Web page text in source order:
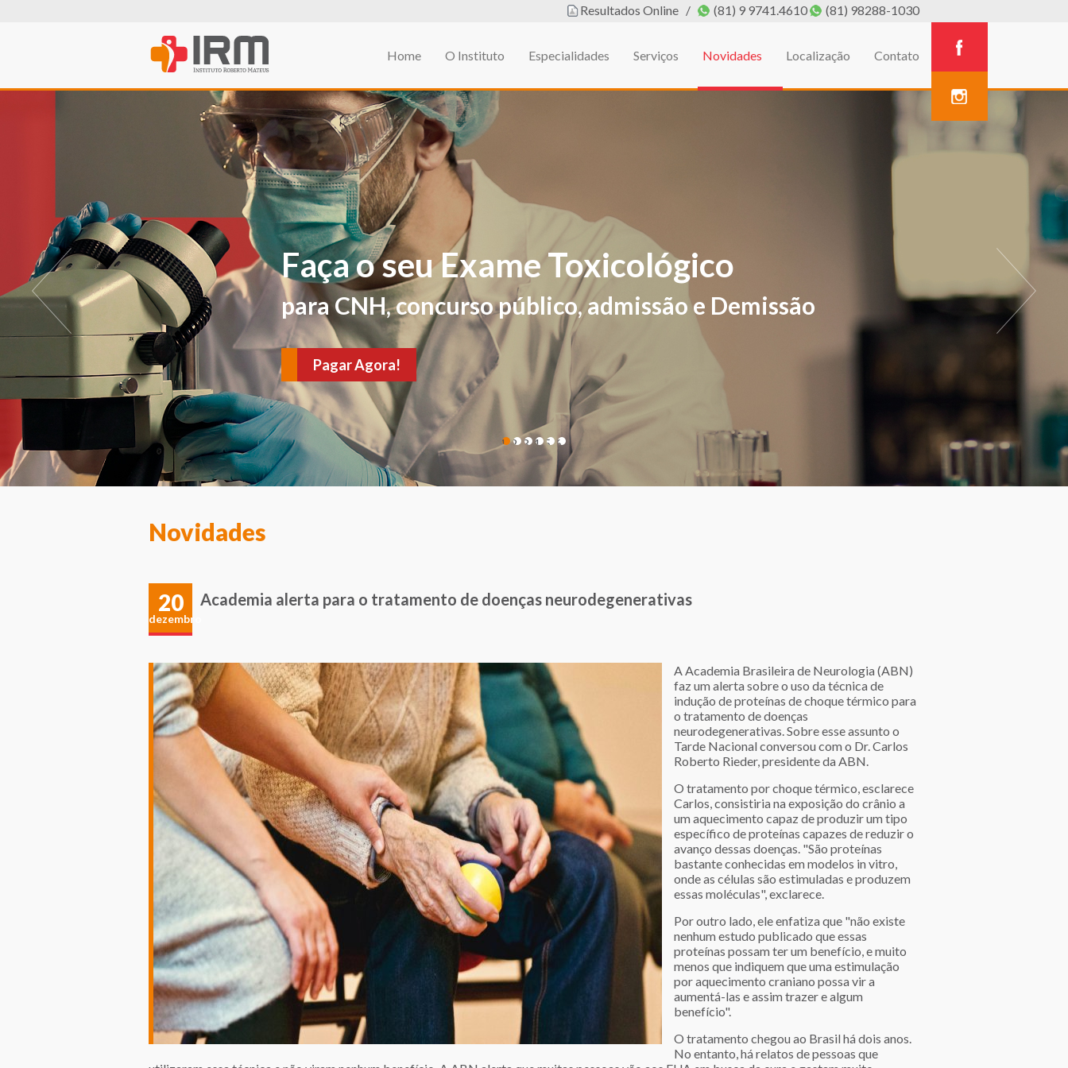
Resultados Online / (81) 9 9741.4610 (81) 98288-1030
Home O Instituto Especialidades Serviços Novidades Localização Contato
O IRM agora tem
PROFISSIONAL DE EDUCAÇÃO FÍSICA
Para avaliações e verificações de sintomas e sinais sugestivos de
várias doenças. Agende sua consulta!
1 2 3 4 5 6
Novidades
20
dezembro
Academia alerta para o tratamento de doenças neurodegenerativas
A Academia Brasileira de Neurologia (ABN)
faz um alerta sobre o uso da técnica de
indução de proteínas de choque térmico para
o tratamento de doenças
neurodegenerativas. Sobre esse assunto o
Tarde Nacional conversou com o Dr. Carlos
Roberto Rieder, presidente da ABN.
O tratamento por choque térmico, esclarece
Carlos, consistiria na exposição do crânio a
um aquecimento capaz de produzir um tipo
específico de proteínas capazes de reduzir o
avanço dessas doenças. "São proteínas
bastante conhecidas em modelos in vitro,
onde as células são estimuladas e produzem
essas moléculas", exclarece.
Por outro lado, ele enfatiza que "não existe
nenhum estudo publicado que essas
proteínas possam ter um benefício, e muito
menos que indiquem que uma estimulação
por aquecimento craniano possa vir a
aumentá-las e assim trazer e algum
benefício".
O tratamento chegou ao Brasil há dois anos.
No entanto, há relatos de pessoas que